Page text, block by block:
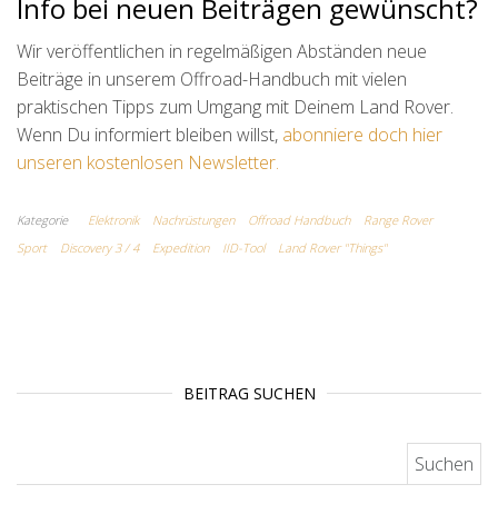
Info bei neuen Beiträgen gewünscht?
Wir veröffentlichen in regelmäßigen Abständen neue
Beiträge in unserem Offroad-Handbuch mit vielen
praktischen Tipps zum Umgang mit Deinem Land Rover.
Wenn Du informiert bleiben willst, abonniere doch hier
unseren kostenlosen Newsletter.
Kategorie Elektronik Nachrüstungen Offroad Handbuch
Range Rover
Sport
Discovery 3 / 4 Expedition IID-Tool Land Rover "Things"
BEITRAG SUCHEN